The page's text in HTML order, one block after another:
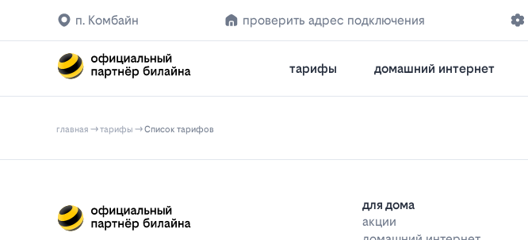
п. Комбайн проверить адрес подключения
тарифы домашний интернет
главная тарифы Список тарифов
для дома
акции